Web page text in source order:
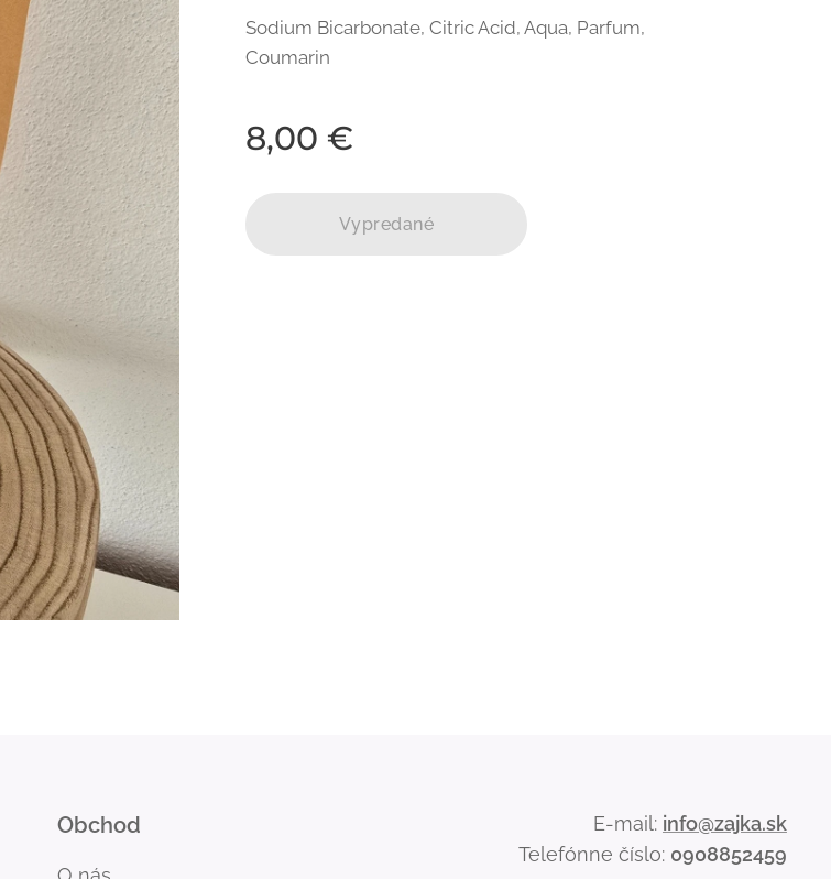
Sodium Bicarbonate, Citric Acid, Aqua, Parfum,
Coumarin
8,00 €
Vypredané
Obchod E-mail: info@zajka.sk
Telefónne číslo: 0908852459